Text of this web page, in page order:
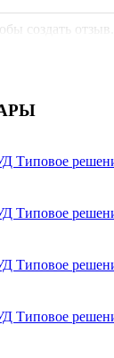
создать отзыв.
Типовое
Типовое
Типовое
Типовое